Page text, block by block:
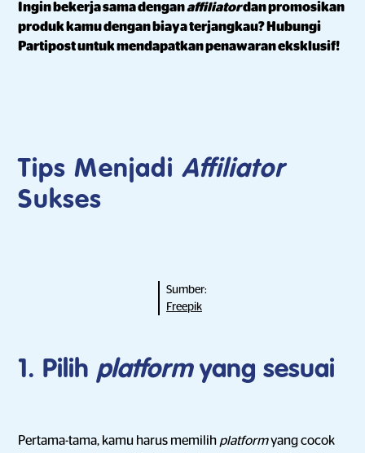
Ingin bekerja sama denganaffiliatordan promosikan
produk kamu dengan biaya terjangkau? Hubungi
Partipost untuk mendapatkan penawaran eksklusif!
Tips Menjadi Affiliator
Sukses
Sumber:
Freepik
1. Pilih platformyang sesuai
Pertama-tama, kamu harus memilih platformyang cocok